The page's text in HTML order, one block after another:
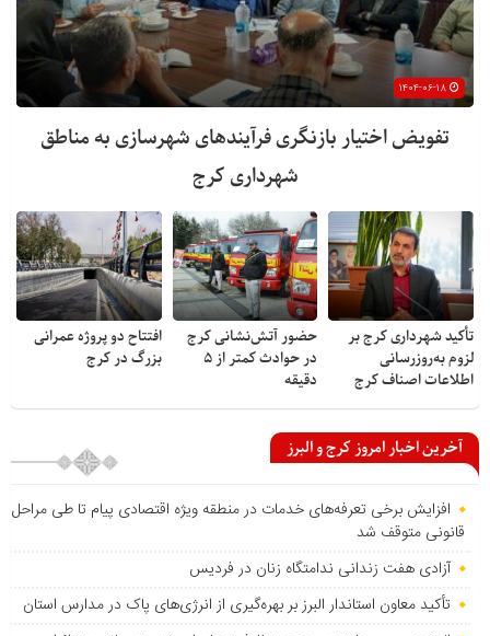
تفویض اختیار بازنگری فرآیندهای شهرسازی به مناطق
شهرداری کرج
تأکید شهرداری کرج بر
لزوم به‌روزرسانی
اطلاعات اصناف کرج
حضور آتش‌نشانی کرج
در حوادث کمتر از ۵
دقیقه
افتتاح دو پروژه عمرانی
بزرگ در کرج
آخرین اخبار امروز کرج و البرز
افزایش برخی تعرفه‌های خدمات در منطقه ویژه اقتصادی پیام تا طی مراحل
قانونی متوقف شد
آزادی هفت زندانی ندامتگاه زنان در فردیس
تأکید معاون استاندار البرز بر بهره‌گیری از انرژی‌های پاک در مدارس استان